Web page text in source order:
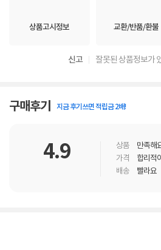
상품고시정보 교환/반품/환불
신고 잘못된 상품정보가
구매후기 지금 후기쓰면 적립금 2배!
4.9 상품 만족해
가격
합리적
배송
빨라요